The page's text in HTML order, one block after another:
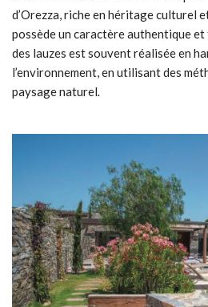
d’Orezza, riche en héritage culturel
possède un caractère authentique
des lauzes est souvent réalisée en
l’environnement, en utilisant des
paysage naturel.